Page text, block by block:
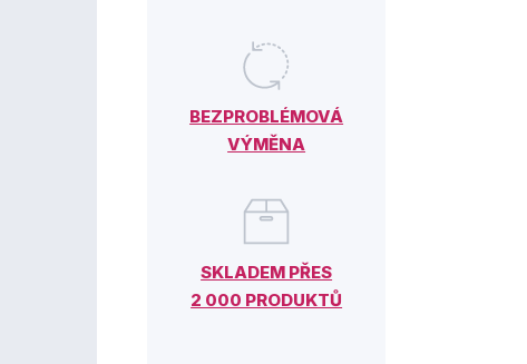
BEZPROBLÉMOVÁ
VÝMĚNA
SKLADEM PŘES
2 000 PRODUKTŮ